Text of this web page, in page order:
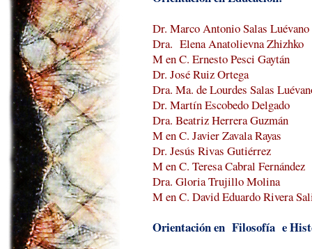
Dr. Marco Antonio SalasLuévano
Dra. ElenaAnatolievnaZhizhko
M en C. ErnestoPesci Gaytán
Dr. José Ruiz Ortega
Dra. Ma.deLourdes Salas
Dr. Martín Escobedo Delgado
Dra. Beatriz Herrera Guzmán
M en C. Javier Zavala Rayas
Dr. Jesús Rivas Gutiérrez
M en C. Teresa Cabral Fernández
Dra. Gloria Trujillo Molina
M en C. David Eduardo Rivera
Orientación en Filosofía e